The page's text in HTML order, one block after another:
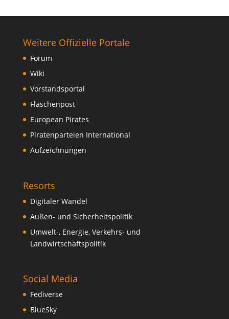
Weitere Offizielle Portale
Forum
Wiki
Vorstandsportal
Flaschenpost
European Pirates
Piratenparteien International
Aufzeichnungen
Resorts
Digitaler Wandel
Außen- und Sicherheitspolitik
Umwelt-, Energie, Verkehrs- und
Landwirtschaftspolitik
Social Media
Fediverse
BlueSky